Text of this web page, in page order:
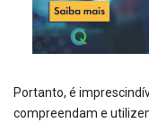
Portanto, é
compreendam e